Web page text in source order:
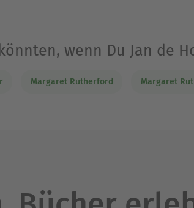
wenn Du Jan de
Margaret Rutherford Margaret